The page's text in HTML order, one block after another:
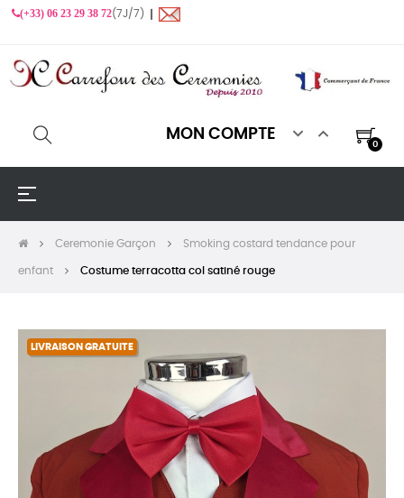
(+33) 06 23 29 38 72(7J/7) ❙
MON COMPTE  
0
Basculer
☰
Ceremonie Garçon Smoking costard tendance pour
enfant Costume terracotta col satiné rouge
LIVRAISON GRATUITE